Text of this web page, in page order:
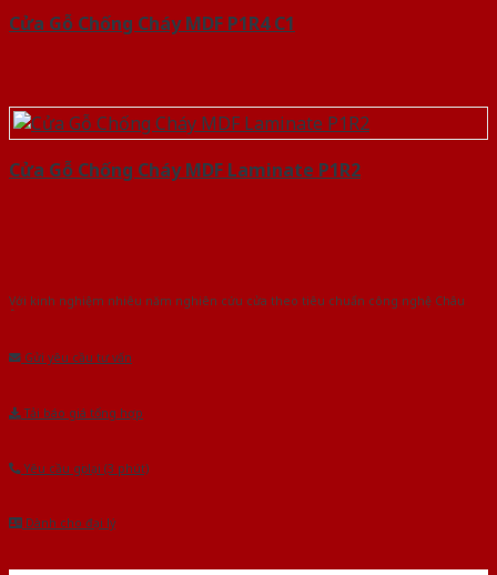
Cửa Gỗ Chống Cháy MDF P1R4 C1
Cửa Gỗ Chống Cháy MDF Laminate P1R2
Với kinh nghiệm nhiêu năm nghiên cứu cửa theo tiêu chuẩn công nghệ Châu
Gửi yêu cầu tư vấn
Tải báo giá tổng hợp
Yêu cầu gọi lại (3 phút)
Dành cho đại lý